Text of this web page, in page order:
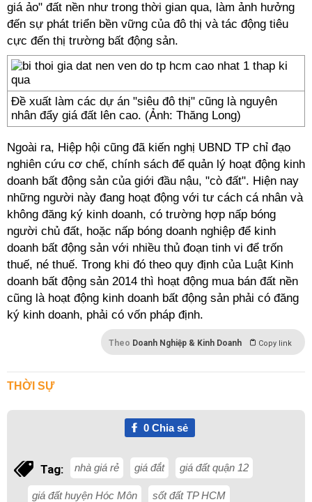
giá ảo" đất nền như trong thời gian qua, làm ảnh hưởng
đến sự phát triển bền vững của đô thị và tác động tiêu
cực đến thị trường bất động sản.
Đề xuất làm các dự án "siêu đô thị" cũng là nguyên
nhân đẩy giá đất lên cao. (Ảnh: Thăng Long)
Ngoài ra, Hiệp hội cũng đã kiến nghị UBND TP chỉ đạo
nghiên cứu cơ chế, chính sách để quản lý hoạt động kinh
doanh bất động sản của giới đầu nậu, "cò đất". Hiện nay
những người này đang hoạt động với tư cách cá nhân và
không đăng ký kinh doanh, có trường hợp nấp bóng
người chủ đất, hoặc nấp bóng doanh nghiệp để kinh
doanh bất động sản với nhiều thủ đoạn tinh vi để trốn
thuế, né thuế. Trong khi đó theo quy định của Luật Kinh
doanh bất động sản 2014 thì hoạt động mua bán đất nền
cũng là hoạt động kinh doanh bất động sản phải có đăng
ký kinh doanh, phải có vốn pháp định.
Theo Doanh Nghiệp & Kinh Doanh Copy link
THỜI SỰ
0Chia sẻ
Tag: nhà giá rẻ giá đắt giá đất quận 12
giá đất huyện Hóc Môn sốt đất TP HCM